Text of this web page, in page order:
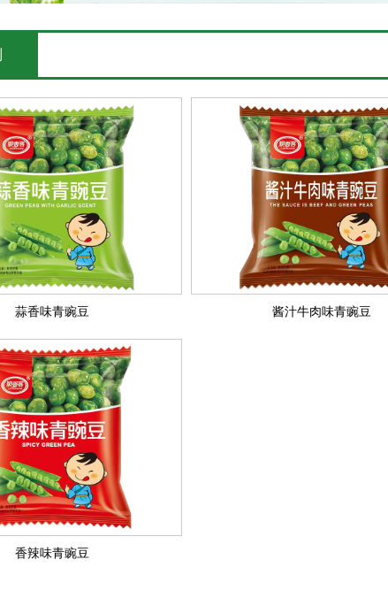
蒜香味青豌豆 酱汁牛肉味青豌豆
香辣味青豌豆